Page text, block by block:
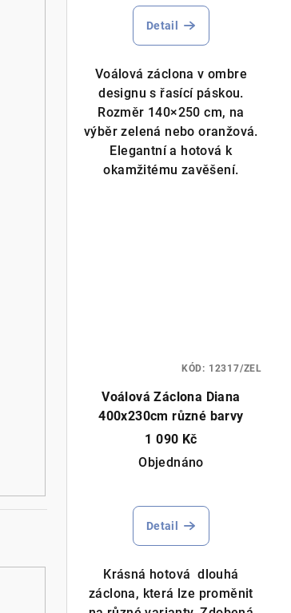
hodnocení
produktu
je
5,0
z
5
hvězdiček.
Detail
Voálová záclona v ombre
designu s řasící páskou.
Rozměr 140×250 cm, na
výběr zelená nebo oranžová.
Elegantní a hotová k
okamžitému zavěšení.
Voálová Záclona Diana
400x230cm různé barvy
1 090 Kč
Objednáno
Detail
Krásná hotová dlouhá
záclona, která lze proměnit
KÓD: 12317/ZEL